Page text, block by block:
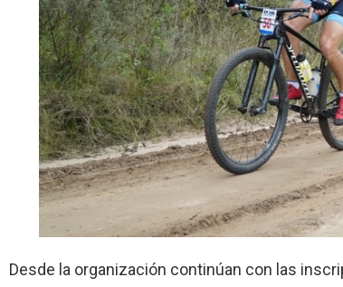
Desde la organización continúan con las